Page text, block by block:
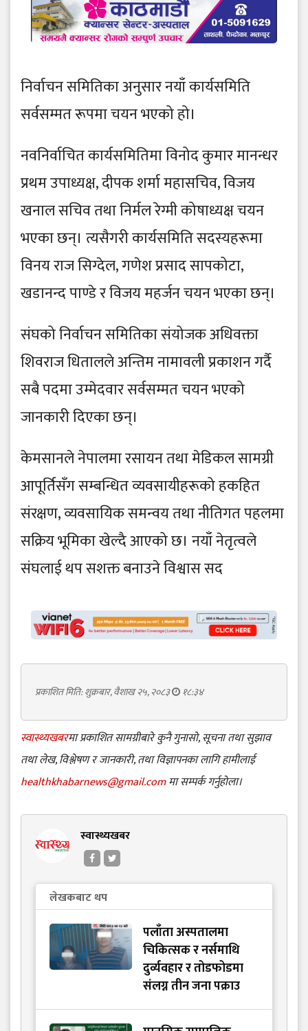
निर्वाचन समितिका अनुसार नयाँ कार्यसमिति
सर्वसम्मत रूपमा चयन भएको हो।
नवनिर्वाचित कार्यसमितिमा विनोद कुमार मानन्धर
प्रथम उपाध्यक्ष, दीपक शर्मा महासचिव, विजय
खनाल सचिव तथा निर्मल रेग्मी कोषाध्यक्ष चयन
भएका छन्। त्यसैगरी कार्यसमिति सदस्यहरूमा
विनय राज सिग्देल, गणेश प्रसाद सापकोटा,
खडानन्द पाण्डे र विजय महर्जन चयन भएका छन्।
संघको निर्वाचन समितिका संयोजक अधिवक्ता
शिवराज धितालले अन्तिम नामावली प्रकाशन गर्दै
सबै पदमा उम्मेदवार सर्वसम्मत चयन भएको
जानकारी दिएका छन्।
केमसानले नेपालमा रसायन तथा मेडिकल सामग्री
आपूर्तिसँग सम्बन्धित व्यवसायीहरूको हकहित
संरक्षण, व्यवसायिक समन्वय तथा नीतिगत पहलमा
सक्रिय भूमिका खेल्दै आएको छ। नयाँ नेतृत्वले
संघलाई थप सशक्त बनाउने विश्वास सद
प्रकाशित मिति: शुक्रबार, वैशाख २५, २०८३ १८:३४
स्वास्थ्यखबरमा प्रकाशित सामग्रीबारे कुनै गुनासो, सूचना तथा सुझाव
तथा लेख, विश्लेषण र जानकारी, तथा विज्ञापनका लागि हामीलाई
healthkhabarnews@gmail.comमा सम्पर्क गर्नुहोला।
स्वास्थ्यखबर
लेखकबाट थप
पलाँता अस्पतालमा
चिकित्सक र नर्समाथि
दुर्व्यवहार र तोडफोडमा
संलग्न तीन जना पक्राउ